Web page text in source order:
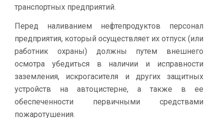
транспортных предприятий.
Перед наливанием нефтепродуктов персонал
предприятия, который осуществляет их отпуск (или
работник охраны) должны путем внешнего
осмотра убедиться в наличии и исправности
заземления, искрогасителя и других защитных
устройств на автоцистерне, а также в ее
обеспеченности первичными средствами
пожаротушения.